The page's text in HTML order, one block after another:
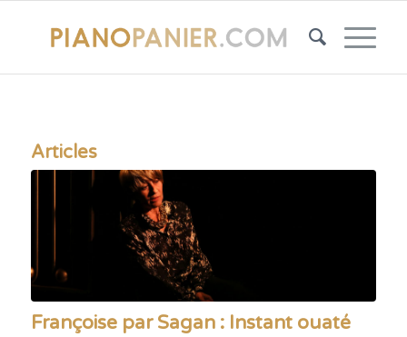
Articles
Françoise par Sagan : Instant ouaté